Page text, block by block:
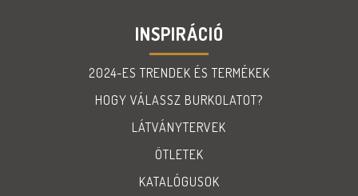
INSPIRÁCIÓ
2024-ES TRENDEK ÉS TERMÉKEK
HOGY VÁLASSZ BURKOLATOT?
LÁTVÁNYTERVEK
ÖTLETEK
KATALÓGUSOK